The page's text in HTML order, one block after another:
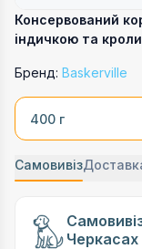
Консервований
індичкою та
Бренд: Baskerville
400 г
Самовивіз
Черкасах